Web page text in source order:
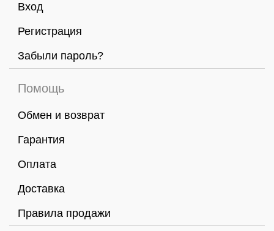
Вход
Регистрация
Забыли пароль?
Помощь
Обмен и возврат
Гарантия
Оплата
Доставка
Правила продажи